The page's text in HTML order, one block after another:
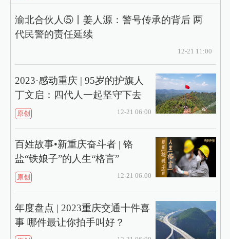
渝北合伙人⑤丨姜人源：警号传承的背后 两
代民警的责任延续
12-21 11:00
2023·感动重庆 | 95岁的护旗人
丁文启：四代人一起坚守下去
原创 12-21 06:00
百姓故事•新重庆奋斗者 | 铬
盐“铁娘子”的人生“格言”
原创 12-21 06:00
年度盘点 | 2023重庆交通十件喜
事 哪件最让你拍手叫好？